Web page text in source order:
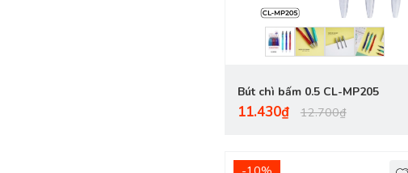
Bút chì bấm 0.5 CL-MP205
11.430₫ 12.700₫